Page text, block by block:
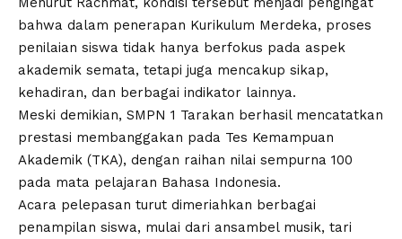
bahwa dalam penerapan Kurikulum Merdeka, proses
penilaian siswa tidak hanya berfokus pada aspek
akademik semata, tetapi juga mencakup sikap,
kehadiran, dan berbagai indikator lainnya.
Meski demikian, SMPN 1 Tarakan berhasil mencatatkan
prestasi membanggakan pada Tes Kemampuan
Akademik (TKA), dengan raihan nilai sempurna 100
pada mata pelajaran Bahasa Indonesia.
Acara pelepasan turut dimeriahkan berbagai
penampilan siswa, mulai dari ansambel musik, tari